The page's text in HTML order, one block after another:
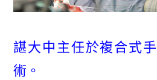
諶大中主任於複合式
術。